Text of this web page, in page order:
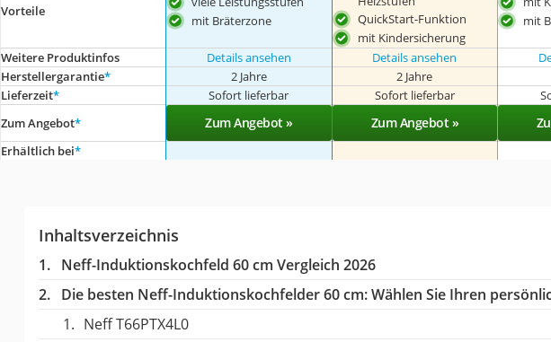
Vorteile
mit Bräterzone
QuickStart-Funktion
mit Kindersicherung
mit
Weitere Produktinfos Details ansehen Details ansehen
Herstellergarantie* 2 Jahre 2 Jahre
Lieferzeit* Sofort lieferbar Sofort lieferbar
Zum Angebot* Zum Angebot » Zum Angebot »
Erhältlich bei*
Inhaltsverzeichnis
Neff-Induktionskochfeld 60 cm Vergleich 2026
Die besten Neff-Induktionskochfelder 60 cm:Wählen Sie Ihren
Neff T66PTX4L0